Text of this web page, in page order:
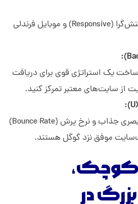
سایت شما باید کاملاً واکنش‌گرا (Responsive) و موبایل فرندلی
یک استراتژی قوی برای دریافت
از سایت‌های معتبر تمرکز کنید.
مسیریابی آسان، طراحی بصری جذاب و نرخ پرش (Bounce Rate)
موفق نزد گوگل هستند.
کوچک،
در